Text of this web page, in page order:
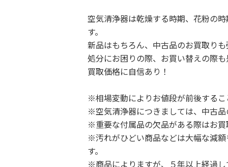
空気清浄器は乾燥する時期、花粉の
す。
新品はもちろん、中古品のお買取り
処分にお困りの際、お買い替えの際
買取価格に自信あり！
※相場変動によりお値段が前後する
※空気清浄器につきましては、中古
※重要な付属品の欠品がある際はお
※汚れがひどい商品などは大幅な減
す。
※商品によりますが、５年以上経過